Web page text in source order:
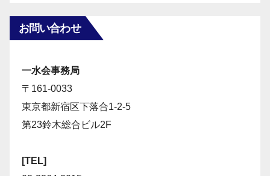
お問い合わせ
一水会事務局
〒161-0033
東京都新宿区下落合1-2-5
第23鈴木総合ビル2F
[TEL]